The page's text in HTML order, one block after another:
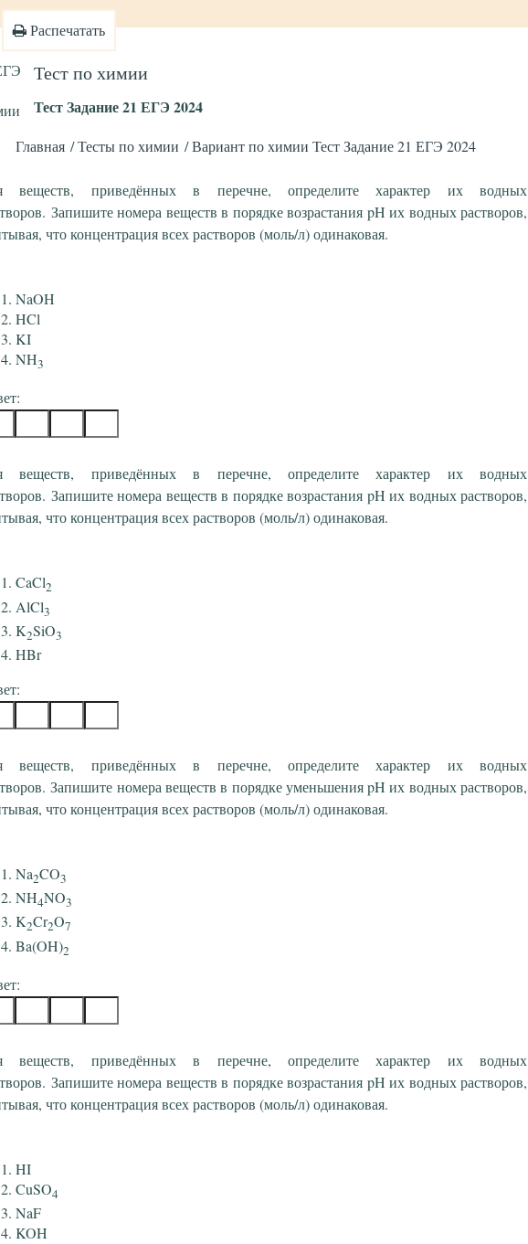
Распечатать
Тест по химии
Тест Задание 21 ЕГЭ 2024
Главная Тесты по химии Вариант по химии Тест Задание 21 ЕГЭ 2024
веществ, приведённых в перечне, определите характер их водных
Запишите номера веществ в порядке возрастания pH их водных растворов,
что концентрация всех растворов (моль/л) одинаковая.
NaOH
HCl
KI
NH3
веществ, приведённых в перечне, определите характер их водных
Запишите номера веществ в порядке возрастания pH их водных растворов,
что концентрация всех растворов (моль/л) одинаковая.
CaCl2
AlCl3
K2SiO3
HBr
веществ, приведённых в перечне, определите характер их водных
Запишите номера веществ в порядке уменьшения pH их водных растворов,
что концентрация всех растворов (моль/л) одинаковая.
Na2CO3
NH4NO3
K2Cr2O7
Ba(OH)2
веществ, приведённых в перечне, определите характер их водных
Запишите номера веществ в порядке возрастания pH их водных растворов,
что концентрация всех растворов (моль/л) одинаковая.
HI
CuSO4
NaF
KOH